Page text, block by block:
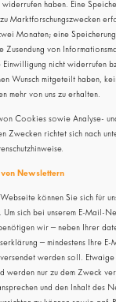
widerrufen haben. Eine
zu Marktforschungszwecken
Monaten; eine
Zusendung von
nicht widerrufen
Wunsch mitgeteilt haben,
mehr von uns zu erhalten.
von Cookies sowie Analyse-
Zwecken richtet sich nach
von Newslettern
können Sie sich für
Um sich bei unserem E-Mail-
wir – neben Ihrer
– mindestens Ihre
werden soll.
werden nur zu dem Zweck
und den Inhalt des